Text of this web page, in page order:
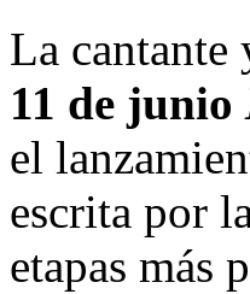
La cantante
11 de junio
el
escrita por
etapas más